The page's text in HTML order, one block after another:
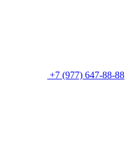
+7 (977) 647-88-88